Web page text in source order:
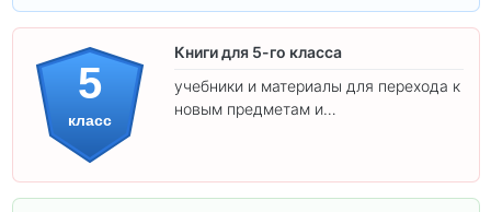
5
класс
Книги для 5-го класса
учебники и материалы для перехода к
новым предметам и